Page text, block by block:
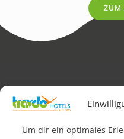
Um dir ein optimales
ZUM
Impressum AGB
FAQ